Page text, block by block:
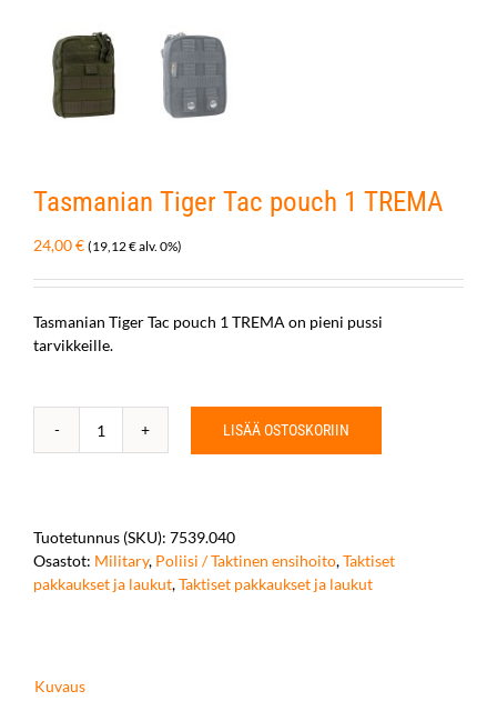
Tasmanian Tiger Tac pouch 1 TREMA
24,00€ (19,12€alv. 0%)
Tasmanian Tiger Tac pouch 1 TREMA on pieni pussi
tarvikkeille.
Tasmanian
1
TREMA
määrä
LISÄÄ OSTOSKORIIN
Tuotetunnus (SKU): 7539.040
Osastot: Military, Poliisi / Taktinen ensihoito,Taktiset
pakkaukset ja laukut,Taktiset pakkaukset ja laukut
Kuvaus